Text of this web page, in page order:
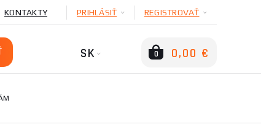
KONTAKTY PRIHLÁSIŤ REGISTROVAŤ
SK 0 0,00 €